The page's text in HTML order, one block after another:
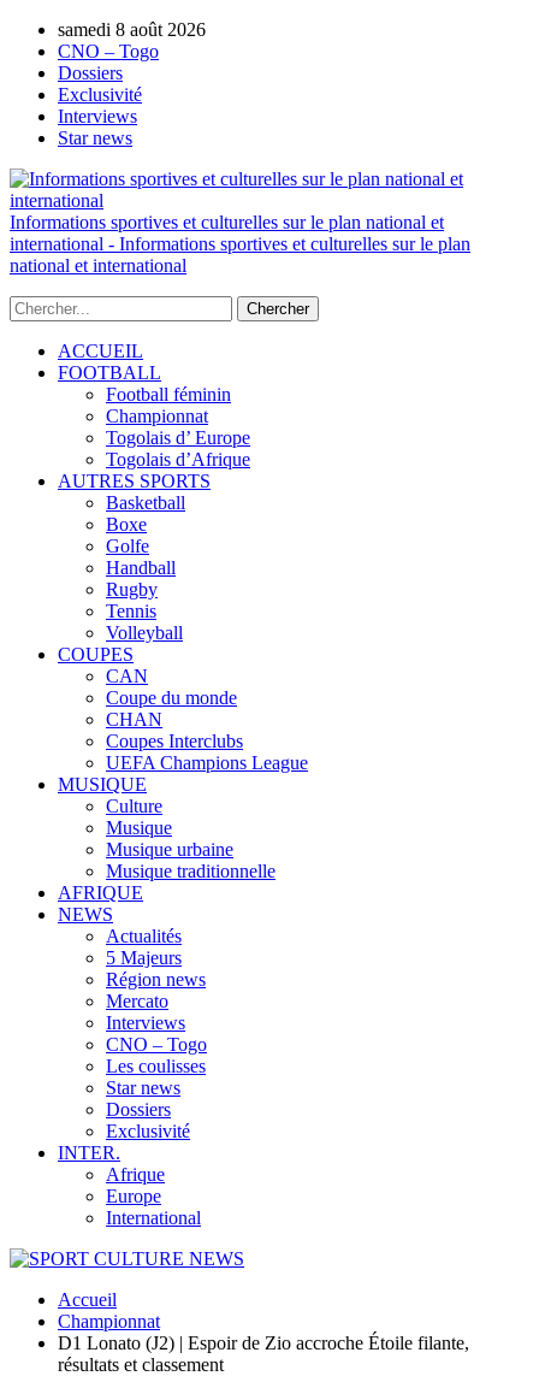
samedi 8 août 2026
CNO – Togo
Dossiers
Exclusivité
Interviews
Star news
Informations sportives et culturelles sur le plan national et
international - Informations sportives et culturelles sur le plan
national et international
ACCUEIL
FOOTBALL
Football féminin
Championnat
Togolais d’ Europe
Togolais d’Afrique
AUTRES SPORTS
Basketball
Boxe
Golfe
Handball
Rugby
Tennis
Volleyball
COUPES
CAN
Coupe du monde
CHAN
Coupes Interclubs
UEFA Champions League
MUSIQUE
Culture
Musique
Musique urbaine
Musique traditionnelle
AFRIQUE
NEWS
Actualités
5 Majeurs
Région news
Mercato
Interviews
CNO – Togo
Les coulisses
Star news
Dossiers
Exclusivité
INTER.
Afrique
Europe
International
Accueil
Championnat
D1 Lonato (J2) | Espoir de Zio accroche Étoile filante,
résultats et classement
AUTORISATION DE LA HAAC N°0134/